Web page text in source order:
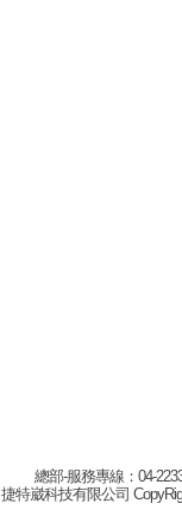
總部-服務專線：04-
捷特崴科技有限公司